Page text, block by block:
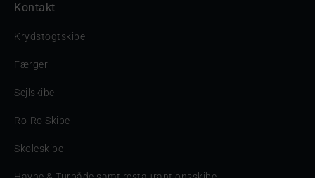
Kontakt
Krydstogtskibe
Færger
Sejlskibe
Ro-Ro Skibe
Skoleskibe